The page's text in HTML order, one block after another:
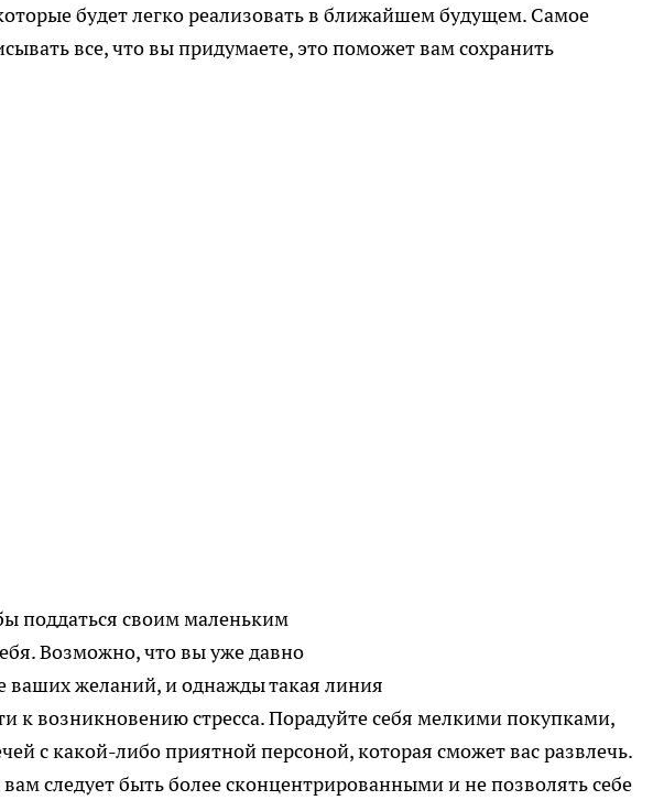
будет легко реализовать в ближайшем будущем. Самое
все, что вы придумаете, это поможет вам сохранить
поддаться своим маленьким
Возможно, что вы уже давно
ваших желаний, и однажды такая линия
к возникновению стресса. Порадуйте себя мелкими покупками,
с какой-либо приятной персоной, которая сможет вас развлечь.
следует быть более сконцентрированными и не позволять себе